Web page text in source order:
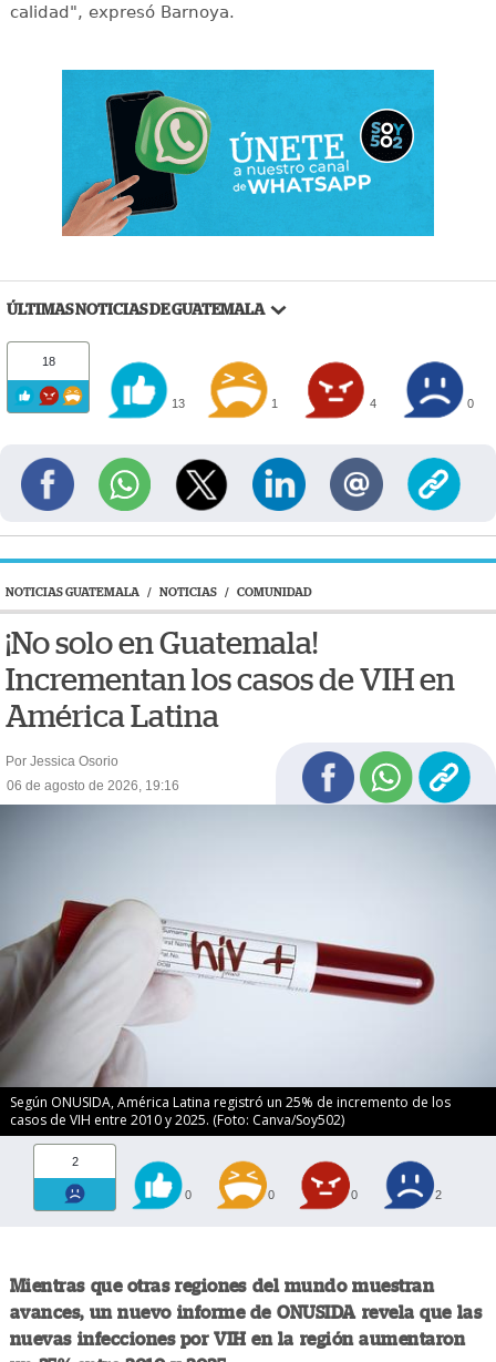
calidad", expresó Barnoya.
ÚLTIMAS NOTICIAS DE GUATEMALA
18
13 1 4 0
NOTICIAS GUATEMALA / NOTICIAS / COMUNIDAD
¡No solo en Guatemala!
Incrementan los casos de VIH en
América Latina
Por Jessica Osorio
06 de agosto de 2026, 19:16
Según ONUSIDA, América Latina registró un 25% de incremento de los
casos de VIH entre 2010 y 2025. (Foto: Canva/Soy502)
2
0 0 0 2
Mientras que otras regiones del mundo muestran
avances, un nuevo informe de ONUSIDA revela que las
nuevas infecciones por VIH en la región aumentaron